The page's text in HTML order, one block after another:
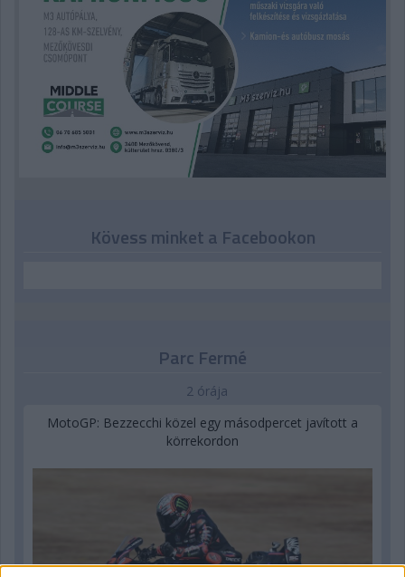
Kövess minket a Facebookon
Parc Fermé
2 órája
MotoGP: Bezzecchi közel egy másodpercet javított a
körrekordon